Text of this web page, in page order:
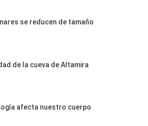
se reducen de tamaño
de la cueva de Altamira
afecta nuestro cuerpo